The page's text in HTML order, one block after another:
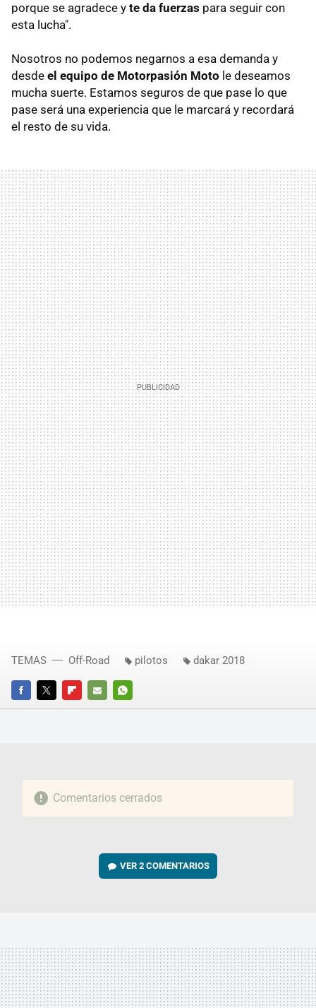
porque se agradece y te da fuerzas para seguir con
esta lucha".
Nosotros no podemos negarnos a esa demanda y
desde el equipo de Motorpasión Moto le deseamos
mucha suerte. Estamos seguros de que pase lo que
pase será una experiencia que le marcará y recordará
el resto de su vida.
FACEBOOKTWITTERFLIPBOARD
E-
WHATSAPP
TEMAS Off-Road pilotos dakar 2018
Comentarios cerrados
VER2 COMENTARIOS